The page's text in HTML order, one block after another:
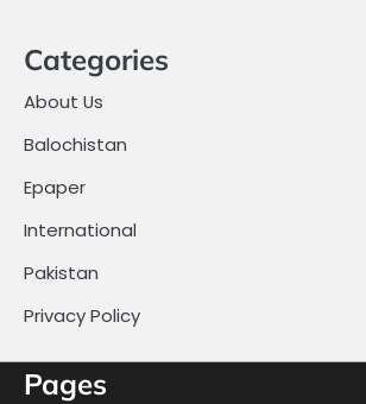
Categories
About Us
Balochistan
Epaper
International
Pakistan
Privacy Policy
Pages